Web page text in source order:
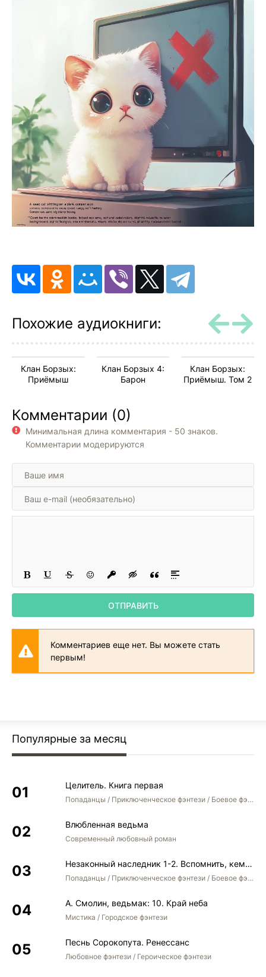
Похожие аудиокниги:
Клан Борзых:
Приёмыш
Клан Борзых 4:
Барон
Клан Борзых:
Приёмыш. Том 2
Комментарии (0)
Минимальная длина комментария - 50 знаков.
Комментарии модерируются
ОТПРАВИТЬ
Комментариев еще нет. Вы можете стать
первым!
Популярные за месяц
Целитель. Книга первая
Попаданцы / Приключенческое фэнтези / Боевое фэнтези
Влюбленная ведьма
Современный любовный роман
Незаконный наследник 1-2. Вспомнить, кем был. Стать собой. Остаться собой
Попаданцы / Приключенческое фэнтези / Боевое фэнтези / Юмористическое фэнтези
А. Смолин, ведьмак: 10. Край неба
Мистика / Городское фэнтези
Песнь Сорокопута. Ренессанс
Любовное фэнтези / Героическое фэнтези